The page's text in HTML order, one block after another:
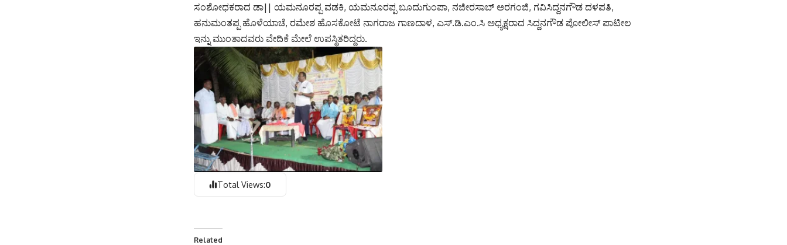
ಸಂಶೋಧಕರಾದ ಡಾ|| ಯಮನೂರಪ್ಪ ವಡಕಿ, ಯಮನೂರಪ್ಪ ಬೂದುಗುಂಪಾ, ನಜೀರಸಾಬ್ ಅರಗಂಜಿ, ಗವಿಸಿದ್ದನಗೌಡ ದಳಪತಿ,
ಹನುಮಂತಪ್ಪ ಹೊಳೆಯಾಚೆ, ರಮೇಶ ಹೊಸಕೋಟೆ ನಾಗರಾಜ ಗಾಣದಾಳ, ಎಸ್.ಡಿ.ಎಂ.ಸಿ ಅಧ್ಯಕ್ಷರಾದ ಸಿದ್ದನಗೌಡ ಪೋಲೀಸ್ ಪಾಟೀಲ
ಇನ್ನು ಮುಂತಾದವರು ವೇದಿಕೆ ಮೇಲೆ ಉಪಸ್ಥಿತರಿದ್ದರು.
Total Views:0
Related